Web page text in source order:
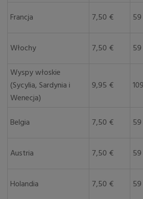
Francja
7,50 €
Włochy
7,50 €
Wyspy włoskie
(Sycylia, Sardynia i
Wenecja)
9,95 €
Belgia 7,50 €
Austria
7,50 €
Holandia
7,50 €